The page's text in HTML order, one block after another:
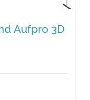
Aufpro 3D